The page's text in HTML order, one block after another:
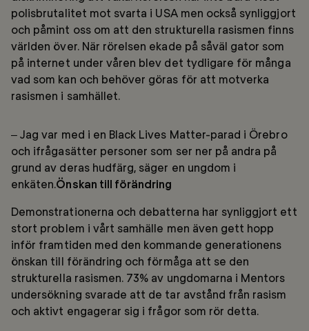
polisbrutalitet mot svarta i USA men också synliggjort
och påmint oss om att den strukturella rasismen finns
världen över. När rörelsen ekade på såväl gator som
på internet under våren blev det tydligare för många
vad som kan och behöver göras för att motverka
rasismen i samhället.
– Jag var med i en Black Lives Matter-parad i Örebro
och ifrågasätter personer som ser ner på andra på
grund av deras hudfärg, säger en ungdom i
enkäten.Önskan till förändring
Demonstrationerna och debatterna har synliggjort ett
stort problem i vårt samhälle men även gett hopp
inför framtiden med den kommande generationens
önskan till förändring och förmåga att se den
strukturella rasismen. 73% av ungdomarna i Mentors
undersökning svarade att de tar avstånd från rasism
och aktivt engagerar sig i frågor som rör detta.